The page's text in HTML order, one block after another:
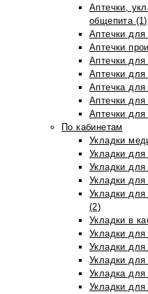
Аптечки,
общепита (1)
Аптечки
Аптечки
Аптечки
Аптечки для
Аптечка для
Аптечки для
Аптечки для
По кабинетам
Укладки
Укладки для
Укладки для
Укладки для
Укладки для
(2)
Укладки в
Укладки для
Укладки для
Укладки для
Укладка для
Укладки для